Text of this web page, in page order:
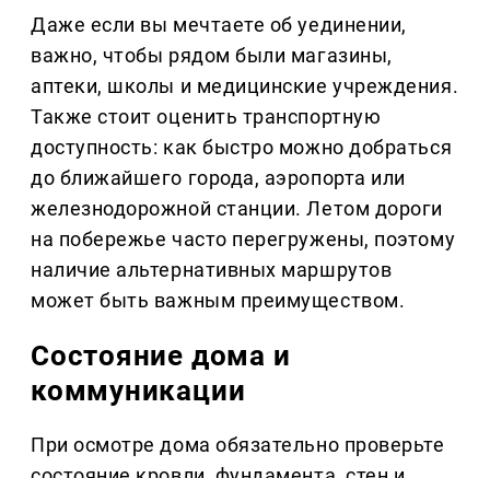
Даже если вы мечтаете об уединении,
важно, чтобы рядом были магазины,
аптеки, школы и медицинские учреждения.
Также стоит оценить транспортную
доступность: как быстро можно добраться
до ближайшего города, аэропорта или
железнодорожной станции. Летом дороги
на побережье часто перегружены, поэтому
наличие альтернативных маршрутов
может быть важным преимуществом.
Состояние дома и
коммуникации
При осмотре дома обязательно проверьте